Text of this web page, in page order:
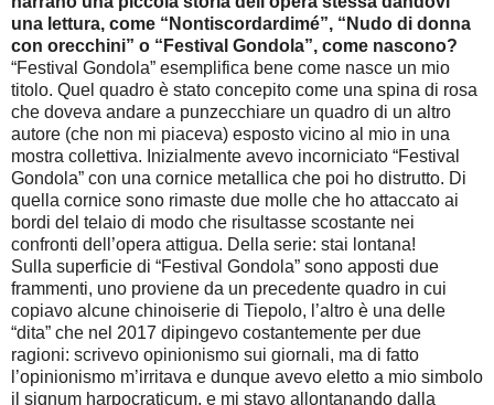
una lettura, come “Nontiscordardimé”, “Nudo di donna
con orecchini” o “Festival Gondola”, come nascono?
“Festival Gondola” esemplifica bene come nasce un mio
titolo. Quel quadro è stato concepito come una spina di rosa
che doveva andare a punzecchiare un quadro di un altro
autore (che non mi piaceva) esposto vicino al mio in una
mostra collettiva. Inizialmente avevo incorniciato “Festival
Gondola” con una cornice metallica che poi ho distrutto. Di
quella cornice sono rimaste due molle che ho attaccato ai
bordi del telaio di modo che risultasse scostante nei
confronti dell’opera attigua. Della serie: stai lontana!
Sulla superficie di “Festival Gondola” sono apposti due
frammenti, uno proviene da un precedente quadro in cui
copiavo alcune chinoiserie di Tiepolo, l’altro è una delle
“dita” che nel 2017 dipingevo costantemente per due
ragioni: scrivevo opinionismo sui giornali, ma di fatto
l’opinionismo m’irritava e dunque avevo eletto a mio simbolo
il signum harpocraticum, e mi stavo allontanando dalla